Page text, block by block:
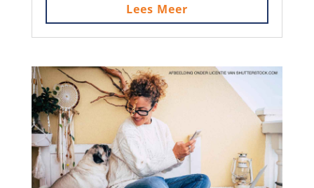
Lees Meer